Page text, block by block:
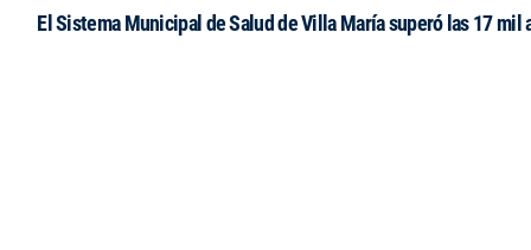
El Sistema Municipal de Salud de Villa María superó las 17